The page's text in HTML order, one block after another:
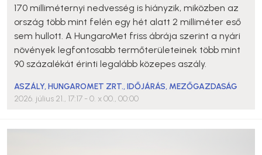
170 milliméternyi nedvesség is hiányzik, miközben az
ország több mint felén egy hét alatt 2 milliméter eső
sem hullott. A HungaroMet friss ábrája szerint a nyári
növények legfontosabb termőterületeinek több mint
90 százalékát érinti legalább közepes aszály.
ASZÁLY,HUNGAROMET ZRT.,IDŐJÁRÁS, MEZŐGAZDASÁG
2026. július 21., 17:17 - 0. x 00., 00:00